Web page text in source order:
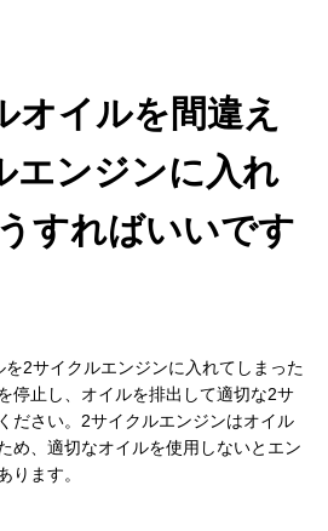
オイルを間違え
エンジンに入れ
すればいいです
2サイクルエンジンに入れてしまった
停止し、オイルを排出して適切な2サ
ださい。2サイクルエンジンはオイル
め、適切なオイルを使用しないとエン
ります。